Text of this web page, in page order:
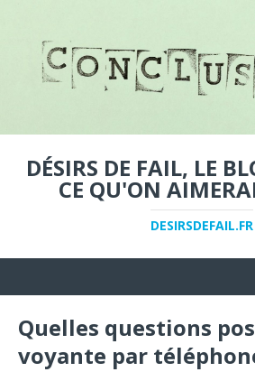
DÉSIRS DE FAIL, LE
CE QU'ON
DESIRSDEFAIL.FR
Quelles questions
voyante par